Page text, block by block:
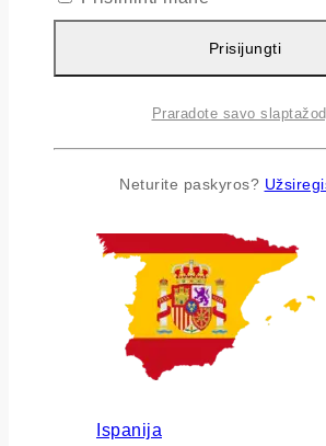
Airija
Ispanija
Prisijungti
Praradote savo
Neturite paskyros?